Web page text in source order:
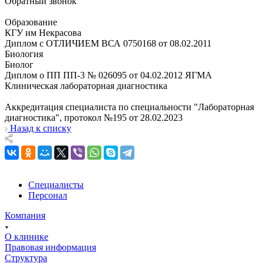
Образование
КГУ им Некрасова
Диплом с ОТЛИЧИЕМ ВСА 0750168 от 08.02.2011
Биология
Биолог
Диплом о ПП ПП-3 № 026095 от 04.02.2012 ЯГМА
Клиническая лабораторная диагностика
Аккредитация специалиста по специальности "Лабораторная
диагностика", протокол №195 от 28.02.2023
Назад к списку
Специалисты
Персонал
Компания
О клинике
Правовая информация
Структура